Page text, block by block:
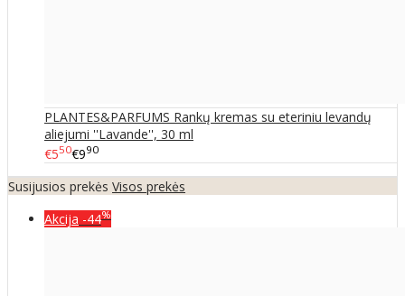
PLANTES&PARFUMS Rankų kremas su eteriniu levandų
aliejumi ''Lavande'', 30 ml
€550€990
Susijusios prekės Visos prekės
Akcija -44%